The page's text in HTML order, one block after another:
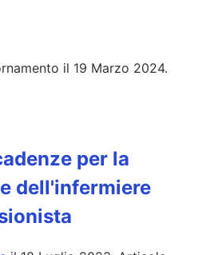
il 19 Marzo 2024.
per la
dell'infermiere